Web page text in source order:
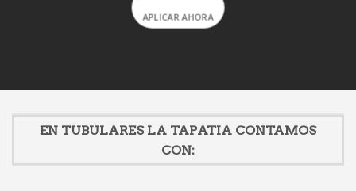
APLICAR AHORA
EN TUBULARES LA TAPATIA CONTAMOS
CON: